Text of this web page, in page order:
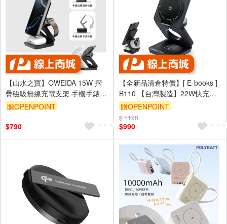
【山水之寶】OWEIDA 15W 摺
疊磁吸無線充電支架 手機手錶耳
機均可充電 無線充電座
贈OPENPOINT
$790
【全新品清倉特價】[ E-books ]
B110 【台灣製造】22W快充三
合一摺疊支架磁吸無線充電器-黑
贈OPENPOINT
$ 1190
$990